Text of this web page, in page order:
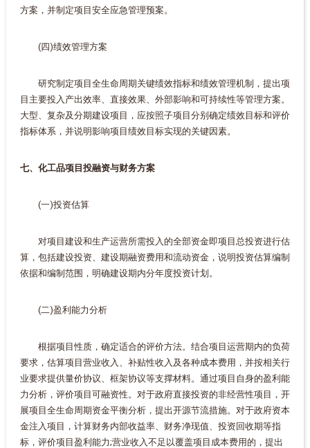
方案，并制定项目安全应急管理预案。
(四)绩效管理方案
研究制定项目全生命周期关键绩效指标和绩效管理机制，提出项
目主要投入产出效率、直接效果、外部影响和可持续性等管理方案。
大型、复杂及分期建设项目，应按照子项目分别确定绩效目标和评价
指标体系，并说明影响项目绩效目标实现的关键因素。
七、化工品项目投融资与财务方案
(一)投资估算
对项目建设和生产运营所需投入的全部资金即项目总投资进行估
算，包括建设投资、建设期融资费用和流动资金，说明投资估算编制
依据和编制范围，明确建设期内分年度投资计划。
(二)盈利能力分析
根据项目性质，确定适合的评价方法。结合项目运营期内的负荷
要求，估算项目营业收入、补贴性收入及各种成本费用，并按相关行
业要求提供量价协议、框架协议等支撑材料。通过项目自身的盈利能
力分析，评价项目可融资性。对于政府直接投资的非经营性项目，开
展项目全生命周期资金平衡分析，提出开源节流措施。对于政府资本
金注入项目，计算财务内部收益率、财务净现值、投资回收期等指
标，评价项目盈利能力;营业收入不足以覆盖项目成本费用的，提出